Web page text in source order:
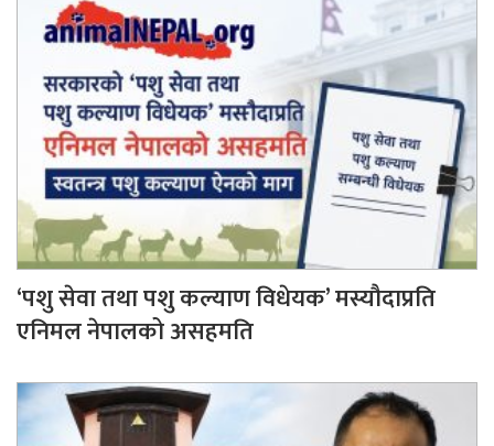
‘पशु सेवा तथा पशु कल्याण विधेयक’ मस्यौदाप्रति
एनिमल नेपालको असहमति